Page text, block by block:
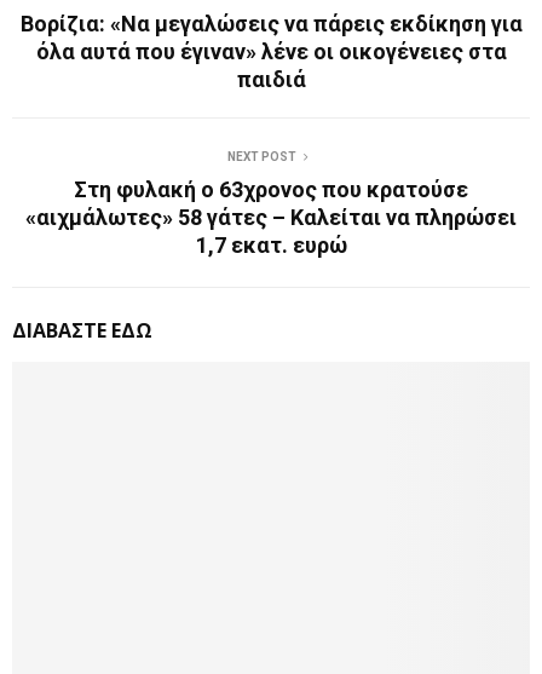
Βορίζια: «Να μεγαλώσεις να πάρεις εκδίκηση για
όλα αυτά που έγιναν» λένε οι οικογένειες στα
παιδιά
NEXT POST
Στη φυλακή ο 63χρονος που κρατούσε
«αιχμάλωτες» 58 γάτες – Καλείται να πληρώσει
1,7 εκατ. ευρώ
ΔΙΑΒΑΣΤΕ ΕΔΩ